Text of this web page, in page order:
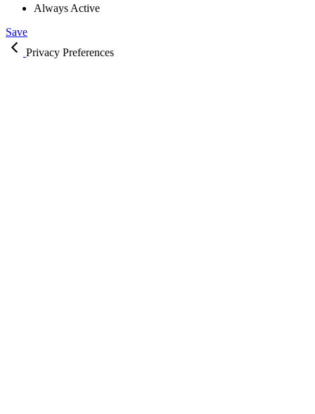
Always Active
Save
Privacy Preferences